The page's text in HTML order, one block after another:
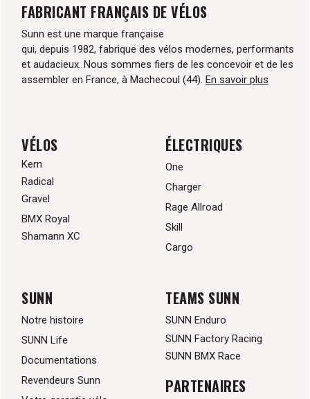
FABRICANT FRANÇAIS DE VÉLOS
Sunn est une marque française
qui, depuis 1982, fabrique des vélos modernes, performants
et audacieux. Nous sommes fiers de les concevoir et de les
assembler en France, à Machecoul (44). En savoir plus
VÉLOS
Kern
Radical
Gravel
BMX Royal
Shamann XC
ÉLECTRIQUES
One
Charger
Rage Allroad
Skill
Cargo
SUNN
Notre histoire
SUNN Life
Documentations
Revendeurs Sunn
TEAMS SUNN
SUNN Enduro
SUNN Factory Racing
SUNN BMX Race
PARTENAIRES